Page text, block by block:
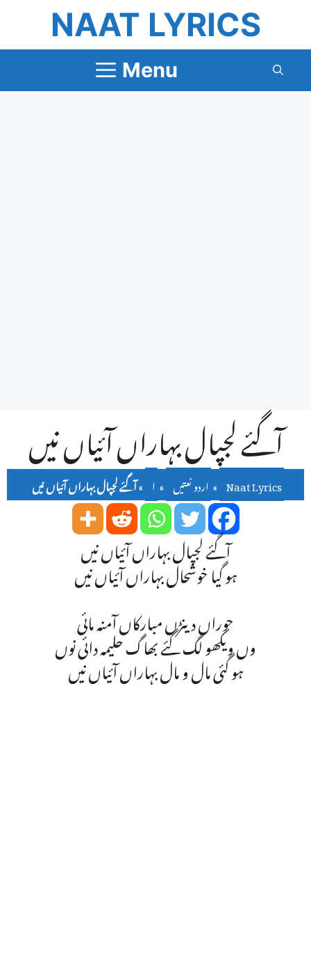
content
NAAT LYRICS
Menu
آگئے لجپال بہاراں آئیاں نیں
Naat Lyrics
»اردو نعتیں »ا »آگئے لجپال بہاراں آئیاں نیں
آگئے لجپال بہاراں آئیاں نیں
ہو گیا خوشحال بہاراں آئیاں نیں
حوراں دینڑں مبارکاں آمنہ مائی
وں ویکھو لگ گئے بھاگ حلیمہ دائی نوں
ہو گئی مال و مال بہاراں آئیاں نیں